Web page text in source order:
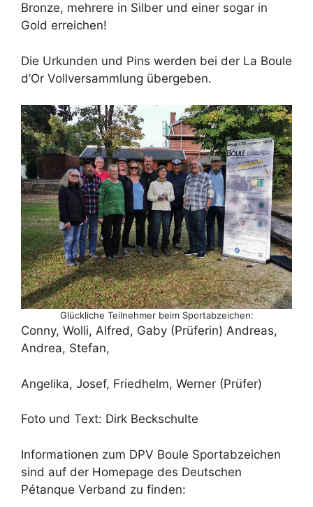
Bronze, mehrere in Silber und einer sogar in
Gold erreichen!
Die Urkunden und Pins werden bei der La Boule
d’Or Vollversammlung übergeben.
Glückliche Teilnehmer beim Sportabzeichen:
Conny, Wolli, Alfred, Gaby (Prüferin) Andreas,
Andrea, Stefan,
Angelika, Josef, Friedhelm, Werner (Prüfer)
Foto und Text: Dirk Beckschulte
Informationen zum DPV Boule Sportabzeichen
sind auf der Homepage des Deutschen
Pétanque Verband zu finden: